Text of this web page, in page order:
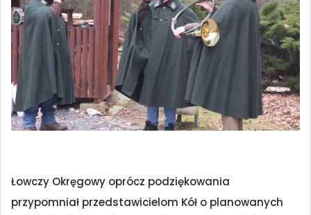
Łowczy Okręgowy oprócz podziękowania
przypomniał przedstawicielom Kół o planowanych